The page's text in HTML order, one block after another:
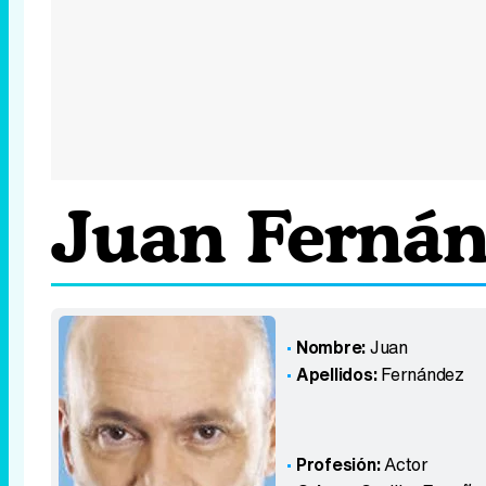
Juan
Nombre:Juan
Apellidos:Fernández
Profesión:Actor